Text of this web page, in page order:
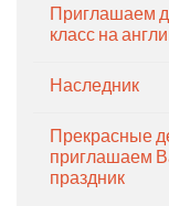
Приглашаем
класс на
Наследник
Прекрасные
приглашаем
праздник